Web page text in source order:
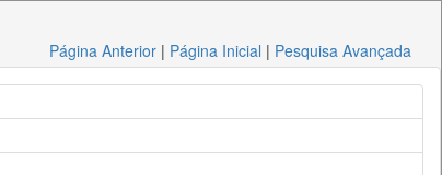
Página Anterior | Página Inicial | Pesquisa Avançada